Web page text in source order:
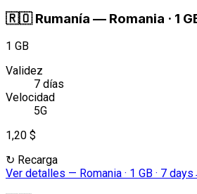
🇷🇴 Rumanía — Romania · 1
1 GB
Validez
7 días
Velocidad
5G
1,20 $
↻ Recarga
Ver detalles — Romania · 1 GB · 7 days